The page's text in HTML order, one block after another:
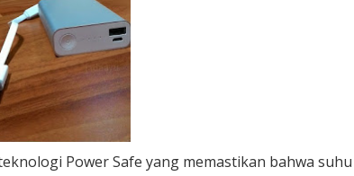
Power Safe yang memastikan bahwa suhu